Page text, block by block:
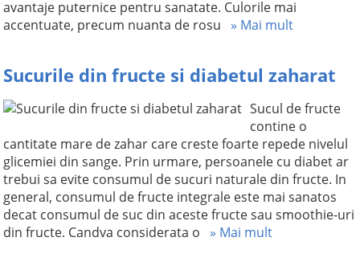
avantaje puternice pentru sanatate. Culorile mai
accentuate, precum nuanta de rosu » Mai mult
Sucurile din fructe si diabetul zaharat
Sucul de fructe
contine o
cantitate mare de zahar care creste foarte repede nivelul
glicemiei din sange. Prin urmare, persoanele cu diabet ar
trebui sa evite consumul de sucuri naturale din fructe. In
general, consumul de fructe integrale este mai sanatos
decat consumul de suc din aceste fructe sau smoothie-uri
din fructe. Candva considerata o » Mai mult